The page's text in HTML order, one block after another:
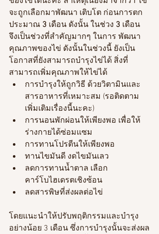
จะถูกเลือกมาพัฒนา เติบโต ก่อนการตก
ประมาณ 3 เดือน ดังนั้น ในช่วง 3 เดือน
จึงเป็นช่วงที่สำคัญมากๆ ในการ พัฒนา
คุณภาพของไข่ ดังนั้นในช่วงนี้ ยังเป็น
โอกาสที่ยังสามารถบำรุงไข่ได้ สิ่งที่
สามารถเพิ่มคุณภาพให้ไข่ได้
การบำรุงให้ถูกวิธี ด้วยวิตามินและ
สารอาหารที่เหมาะสม (รอติดตาม
เพิ่มเติมเรื่องนี้นะคะ)
การนอนพักผ่อนให้เพียงพอ เพื่อให้
ร่างกายได้ซ่อมแซม
การทานโปรตีนให้เพียงพอ
ทานไขมันดี งดไขมันเลว
ลดการทานน้ำตาล เลือก
คาร์โบไฮเดรตเชิงซ้อน
ลดสารพิษที่ส่งผลต่อไข่
โดยแนะนำให้ปรับพฤติกรรมและบำรุง
อย่างน้อย 3 เดือน ซึ่งการบำรุงนั้นจะส่งผล